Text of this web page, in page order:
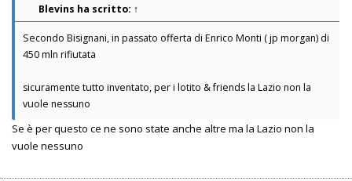
Blevins ha scritto: ↑
Secondo Bisignani, in passato offerta di Enrico Monti ( jp morgan) di
450 mln rifiutata
sicuramente tutto inventato, per i lotito & friends la Lazio non la
vuole nessuno
Se è per questo ce ne sono state anche altre ma la Lazio non la
vuole nessuno